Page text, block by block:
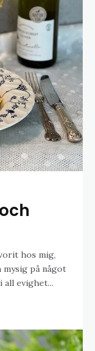
hos mig,
mysig på något
evighet...